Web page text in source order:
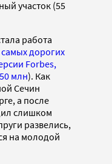
участок (55
работа
дорогих
Forbes,
млн). Как
Сечин
а после
слишком
развелись,
на молодой